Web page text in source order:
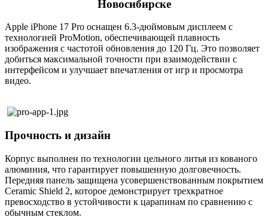
Новосибирске
Apple iPhone 17 Pro оснащен 6.3-дюймовым дисплеем с
технологией ProMotion, обеспечивающей плавность
изображения с частотой обновления до 120 Гц. Это позволяет
добиться максимальной точности при взаимодействии с
интерфейсом и улучшает впечатления от игр и просмотра
видео.
Прочность и дизайн
Корпус выполнен по технологии цельного литья из кованого
алюминия, что гарантирует повышенную долговечность.
Передняя панель защищена усовершенствованным покрытием
Ceramic Shield 2, которое демонстрирует трехкратное
превосходство в устойчивости к царапинам по сравнению с
обычным стеклом.